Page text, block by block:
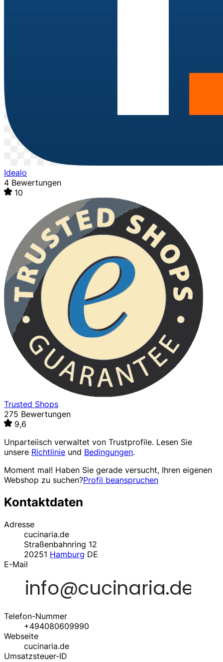
Idealo
4 Bewertungen
10
Trusted Shops
275 Bewertungen
9,6
Unparteiisch verwaltet von Trustprofile. Lesen Sie
unsere Richtlinie und Bedingungen.
Moment mal! Haben Sie gerade versucht, Ihren eigenen
Webshop zu suchen?Profil beanspruchen
Kontaktdaten
Adresse
cucinaria.de
Straßenbahnring 12
20251 Hamburg DE
E-Mail
Telefon-Nummer
+494080609990
Webseite
cucinaria.de
Umsatzsteuer-ID